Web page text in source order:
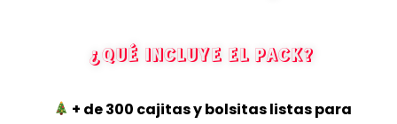
¿QUÉ INCLUYE EL PACK?
+ de 300 cajitas y bolsitas listas para